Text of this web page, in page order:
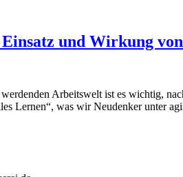
und Wirkung
Arbeitswelt ist es wichtig,
Lernen“, was wir Neudenker unter